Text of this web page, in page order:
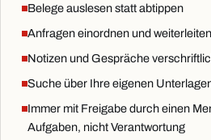
Belege auslesen statt abtippen
Anfragen einordnen und weiterleiten
Notizen und Gespräche
Suche über Ihre eigenen
Immer mit Freigabe durch einen
Aufgaben, nicht Verantwortung